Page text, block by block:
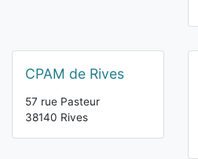
CPAM de Rives
57 rue Pasteur
38140 Rives